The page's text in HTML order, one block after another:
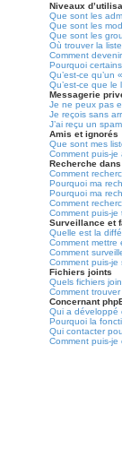
Niveaux
Que sont les
Que sont les
Que sont les
Où trouver la
Comment
Pourquoi
Qu’est-ce qu’un
Qu’est-ce que le
Messagerie
Je ne peux pas
Je reçois sans
J’ai reçu un
Amis et ignorés
Que sont mes
Comment puis-je
Recherche
Comment
Pourquoi ma
Pourquoi ma
Comment
Comment puis-
Surveillance et
Quelle est la
Comment mettre
Comment
Comment puis-je
Fichiers joints
Quels fichiers
Comment
Concernant
Qui a développé
Pourquoi la
Qui contacter
Comment puis-